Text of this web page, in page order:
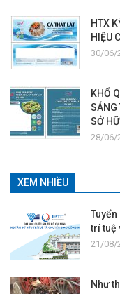
HTX
HIỆU
30/06/
KHỔ
SÁNG
SỞ
28/06/
XEM NHIỀU
trí tuệ
21/08/
Như